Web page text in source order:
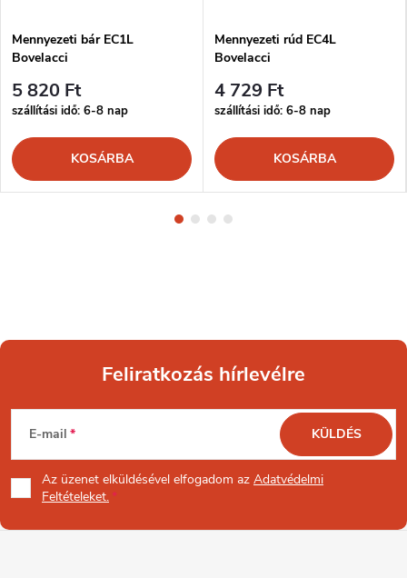
Mennyezeti bár EC1L
Bovelacci
5 820 Ft
szállítási idő: 6-8 nap
KOSÁRBA
Mennyezeti rúd EC4L
Bovelacci
4 729 Ft
szállítási idő: 6-8 nap
KOSÁRBA
L
á
b
Feliratkozás hírlevélre
E-mail
Az üzenet elküldésével elfogadom az Adatvédelmi
Feltételeket.
KÜLDÉS